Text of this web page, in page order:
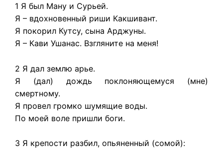
1 Я был Ману и Сурьей.
Я – вдохновенный риши Какшивант.
Я покорил Кутсу, сына Арджуны.
Я – Кави Ушанас. Взгляните на меня!
2 Я дал землю арье.
Я (дал) дождь поклоняющемуся (мне)
смертному.
Я провел громко шумящие воды.
По моей воле пришли боги.
3 Я крепости разбил, опьяненный (сомой):